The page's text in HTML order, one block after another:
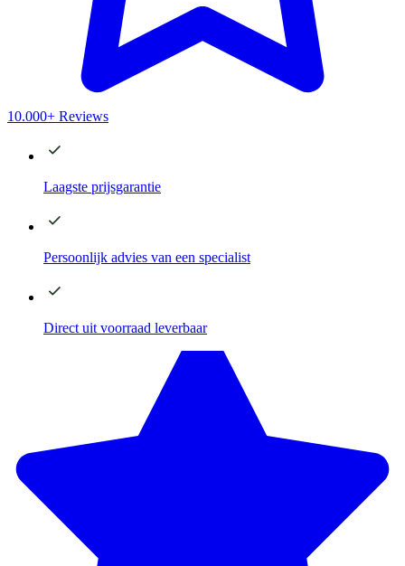
10.000+ Reviews
Laagste prijsgarantie
Persoonlijk advies van een specialist
Direct uit voorraad leverbaar